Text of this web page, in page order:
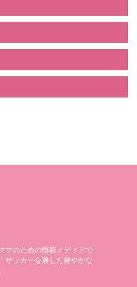
マのための情報メディアで
サッカーを通した健やかな